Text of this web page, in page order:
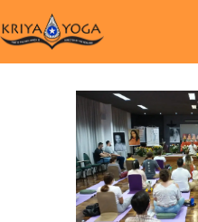
para
o